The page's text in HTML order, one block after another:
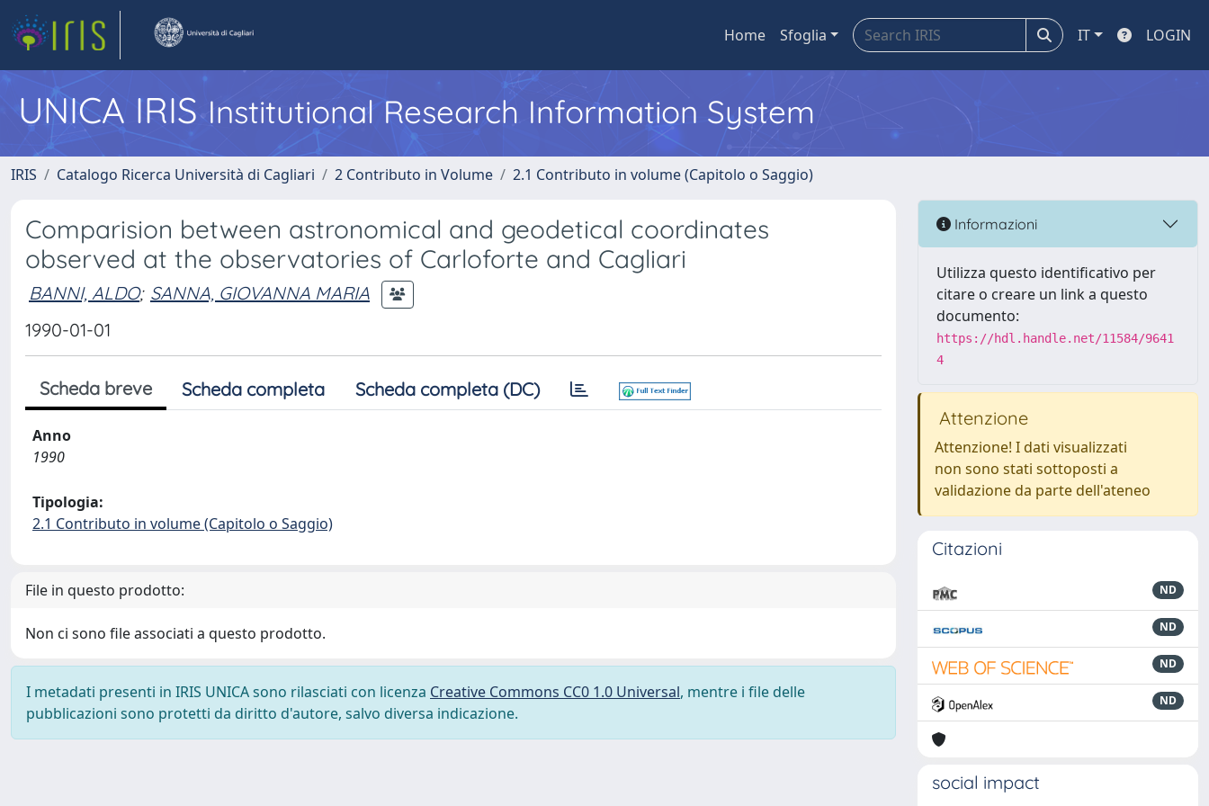
Home Sfoglia IT LOGIN
UNICA IRISInstitutional Research Information System
IRIS Catalogo Ricerca Università di Cagliari 2 Contributo in Volume 2.1 Contributo in volume (Capitolo o Saggio)
Comparision between astronomical and geodetical coordinates
observed at the observatories of Carloforte and Cagliari
BANNI, ALDO; SANNA, GIOVANNA MARIA
1990-01-01
Scheda breve Scheda completa Scheda completa (DC)
Anno
1990
Tipologia:
2.1 Contributo in volume (Capitolo o Saggio)
File in questo prodotto:
Non ci sono file associati a questo prodotto.
I metadati presenti in IRIS UNICA sono rilasciati con licenza Creative Commons CC0 1.0 Universal, mentre i file delle
pubblicazioni sono protetti da diritto d'autore, salvo diversa indicazione.
Informazioni
Utilizza questo identificativo per
citare o creare un link a questo
documento:
https://hdl.handle.net/11584/9641
4
Attenzione
Attenzione! I dati visualizzati
non sono stati sottoposti a
validazione da parte dell'ateneo
Citazioni
ND
ND
ND
ND
social impact